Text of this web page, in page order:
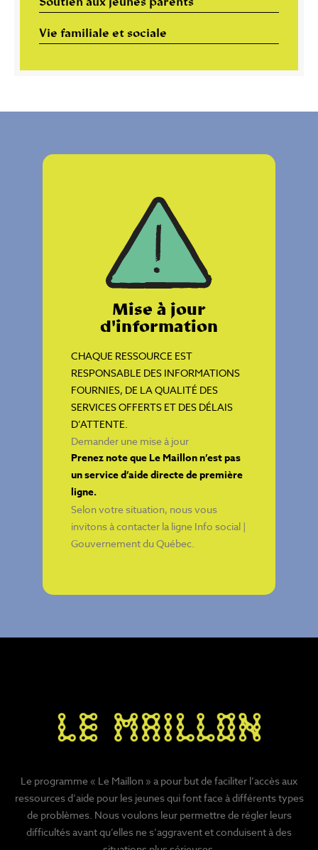
Soutien aux jeunes parents
Vie familiale et sociale
Mise à jour
d'information
CHAQUE RESSOURCE EST
RESPONSABLE DES INFORMATIONS
FOURNIES, DE LA QUALITÉ DES
SERVICES OFFERTS ET DES DÉLAIS
D’ATTENTE.
Demander une mise à jour
Prenez note que Le Maillon n’est pas
un service d’aide directe de première
ligne.
Selon votre situation, nous vous
invitons à contacter la ligne Info social |
Gouvernement du Québec
Le programme « Le Maillon » a pour but de faciliter l’accès aux
ressources d’aide pour les jeunes qui font face à différents types
de problèmes. Nous voulons leur permettre de régler leurs
difficultés avant qu’elles ne s’aggravent et conduisent à des